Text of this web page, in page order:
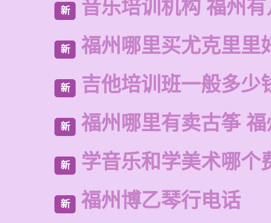
新 音乐培训机构 福州
新 福州哪里买尤克里里
新 吉他培训班一般多少
新 福州哪里有卖古筝
新 学音乐和学美术哪个
新 福州博乙琴行电话